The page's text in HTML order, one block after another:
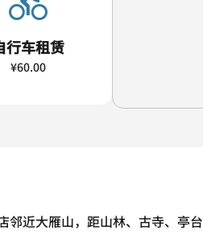
行车租赁
¥60.00
邻近大雁山，距山林、古寺、亭台